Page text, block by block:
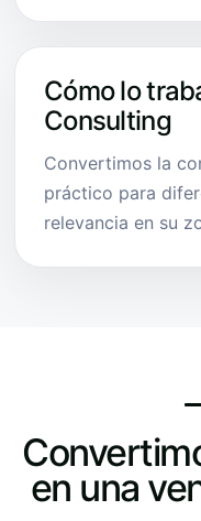
Cómo lo
Consulting
Convertimos la
práctico para
relevancia en su
en una